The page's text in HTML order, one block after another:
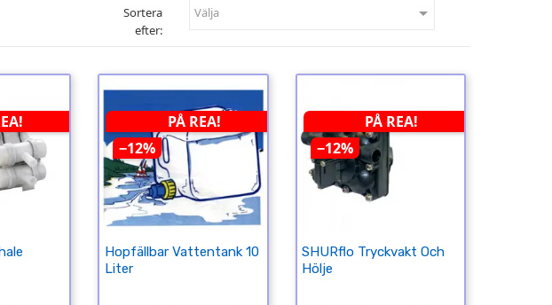
Sortera
efter:
Välja 
PÅ REA!
−12%
Hopfällbar Vattentank 10
Liter
PÅ REA!
−12%
SHURflo Tryckvakt Och
Hölje